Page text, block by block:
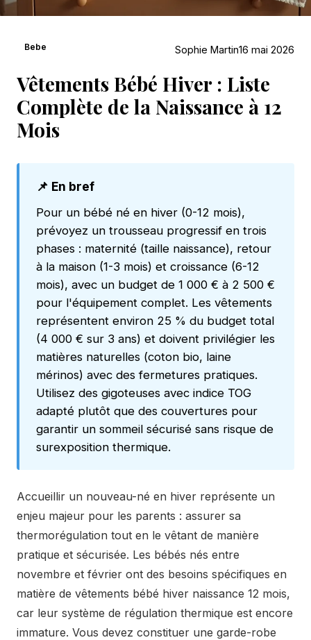
Bebe Sophie Martin16 mai 2026
Vêtements Bébé Hiver : Liste
Complète de la Naissance à 12
Mois
📌 En bref
Pour un bébé né en hiver (0-12 mois),
prévoyez un trousseau progressif en trois
phases : maternité (taille naissance), retour
à la maison (1-3 mois) et croissance (6-12
mois), avec un budget de 1 000 € à 2 500 €
pour l'équipement complet. Les vêtements
représentent environ 25 % du budget total
(4 000 € sur 3 ans) et doivent privilégier les
matières naturelles (coton bio, laine
mérinos) avec des fermetures pratiques.
Utilisez des gigoteuses avec indice TOG
adapté plutôt que des couvertures pour
garantir un sommeil sécurisé sans risque de
surexposition thermique.
Accueillir un nouveau-né en hiver représente un
enjeu majeur pour les parents : assurer sa
thermorégulation tout en le vêtant de manière
pratique et sécurisée. Les bébés nés entre
novembre et février ont des besoins spécifiques en
matière de vêtements bébé hiver naissance 12 mois,
car leur système de régulation thermique est encore
immature. Vous devez constituer une garde-robe